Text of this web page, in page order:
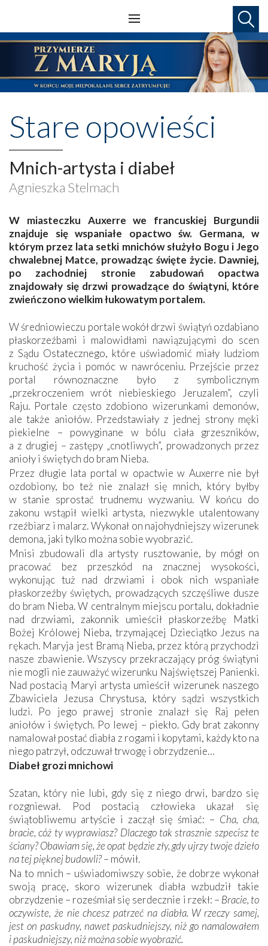
Stare opowieści
Mnich-artysta i diabeł
Agnieszka Stelmach
W miasteczku Auxerre we francuskiej Burgundii
znajduje się wspaniałe opactwo św. Germana, w
którym przez lata setki mnichów służyło Bogu i Jego
chwalebnej Matce, prowadząc święte życie. Dawniej,
po zachodniej stronie zabudowań opactwa
znajdowały się drzwi prowadzące do świątyni, które
zwieńczono wielkim łukowatym portalem.
W średniowieczu portale wokół drzwi świątyń ozdabiano
płaskorzeźbami i malowidłami nawiązującymi do scen
z Sądu Ostatecznego, które uświadomić miały ludziom
kruchość życia i pomóc w nawróceniu. Przejście przez
portal równoznaczne było z symbolicznym
„przekroczeniem wrót niebieskiego Jeruzalem”, czyli
Raju. Portale często zdobiono wizerunkami demonów,
ale także aniołów. Przedstawiały z jednej strony męki
piekielne – powyginane w bólu ciała grzeszników,
a z drugiej – zastępy „cnotliwych”, prowadzonych przez
anioły i świętych do bram Nieba.
Przez długie lata portal w opactwie w Auxerre nie był
ozdobiony, bo też nie znalazł się mnich, który byłby
w stanie sprostać trudnemu wyzwaniu. W końcu do
zakonu wstąpił wielki artysta, niezwykle utalentowany
rzeźbiarz i malarz. Wykonał on najohydniejszy wizerunek
demona, jaki tylko można sobie wyobrazić.
Mnisi zbudowali dla artysty rusztowanie, by mógł on
pracować bez przeszkód na znacznej wysokości,
wykonując tuż nad drzwiami i obok nich wspaniałe
płaskorzeźby świętych, prowadzących szczęśliwe dusze
do bram Nieba. W centralnym miejscu portalu, dokładnie
nad drzwiami, zakonnik umieścił płaskorzeźbę Matki
Bożej Królowej Nieba, trzymającej Dzieciątko Jezus na
rękach. Maryja jest Bramą Nieba, przez którą przychodzi
nasze zbawienie. Wszyscy przekraczający próg świątyni
nie mogli nie zauważyć wizerunku Najświętszej Panienki.
Nad postacią Maryi artysta umieścił wizerunek naszego
Zbawiciela Jezusa Chrystusa, który sądzi wszystkich
ludzi. Po jego prawej stronie znalazł się Raj pełen
aniołów i świętych. Po lewej – piekło. Gdy brat zakonny
namalował postać diabła z rogami i kopytami, każdy kto na
niego patrzył, odczuwał trwogę i obrzydzenie…
Diabeł grozi mnichowi
Szatan, który nie lubi, gdy się z niego drwi, bardzo się
rozgniewał. Pod postacią człowieka ukazał się
świątobliwemu artyście i zaczął się śmiać: – Cha, cha,
bracie, cóż ty wyprawiasz? Dlaczego tak strasznie szpecisz te
ściany? Obawiam się, że opat będzie zły, gdy ujrzy twoje dzieło
na tej pięknej budowli?– mówił.
Na to mnich – uświadomiwszy sobie, że dobrze wykonał
swoją pracę, skoro wizerunek diabła wzbudził takie
obrzydzenie – roześmiał się serdecznie i rzekł: – Bracie, to
oczywiste, że nie chcesz patrzeć na diabła. W rzeczy samej,
jest on paskudny, nawet paskudniejszy, niż go namalowałem
i paskudniejszy, niż można sobie wyobrazić.